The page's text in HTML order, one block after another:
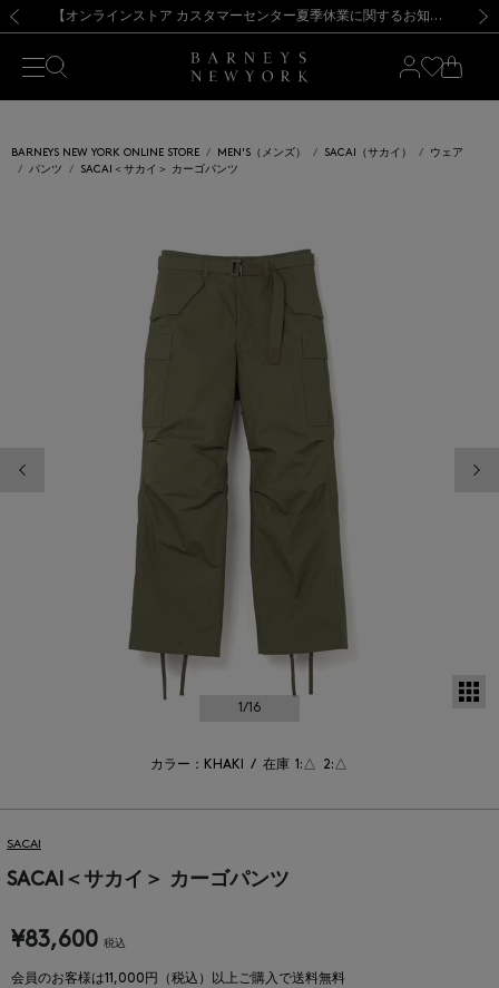
新規登録のお客様も対象！＜MY BARNEYS＞会員のお客様は11,000円（税込）以上のお買上げで常時送料無料！お買い物の際は会員登録を！
【夏季休業に伴う出荷一時停止のお知らせ】(2026.8.7) 【オンラインストア カスタマーセンター夏季休業に関するお知らせ】（2026.8.7）
【夏季休業に伴う返品・交換承り一時停止のお知らせ】（2026.8.5）
熊本県を中心とした地震の影響によるお荷物のお届けについて
【開催中】SUMMER SALEのご案内・ご注意事項 新規登録のお客様も対象！＜MY BARNEYS＞会員のお客様は11,000円（税込）以上のお買上げで常時送料無料！お買い物の際は会員登録を！
【夏季休業に伴う出荷一時停止のお知らせ】(2026.8.7)
BARNEYS NEW YORK ONLINE STORE MEN'S（メンズ） SACAI（サカイ）
ウェア
パンツ
SACAI＜サカイ＞ カーゴパンツ
1/16
カラー：KHAKI / 在庫 1:△ 2:△
SACAI
SACAI＜サカイ＞ カーゴパンツ
¥83,600 税込
会員のお客様は11,000円（税込）以上ご購入で送料無料